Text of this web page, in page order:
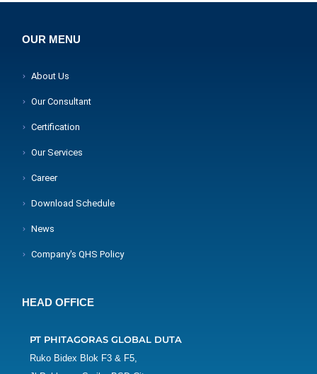
OUR MENU
About Us
Our Consultant
Certification
Our Services
Career
Download Schedule
News
Company's QHS Policy
HEAD OFFICE
PT PHITAGORAS GLOBAL DUTA
Ruko Bidex Blok F3 & F5,